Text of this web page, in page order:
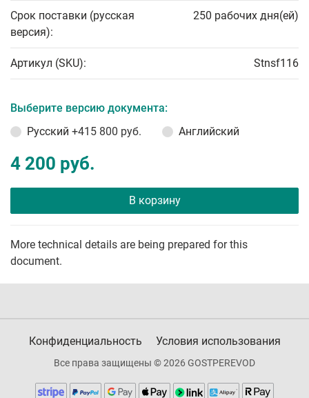
Срок поставки (русская
версия):
250 рабочих дня(ей)
Артикул (SKU): Stnsf116
Выберите версию документа:
Русский +415 800 руб. Английский
4 200 руб.
В корзину
More technical details are being prepared for this
document.
Конфиденциальность Условия использования
Все права защищены © 2026 GOSTPEREVOD